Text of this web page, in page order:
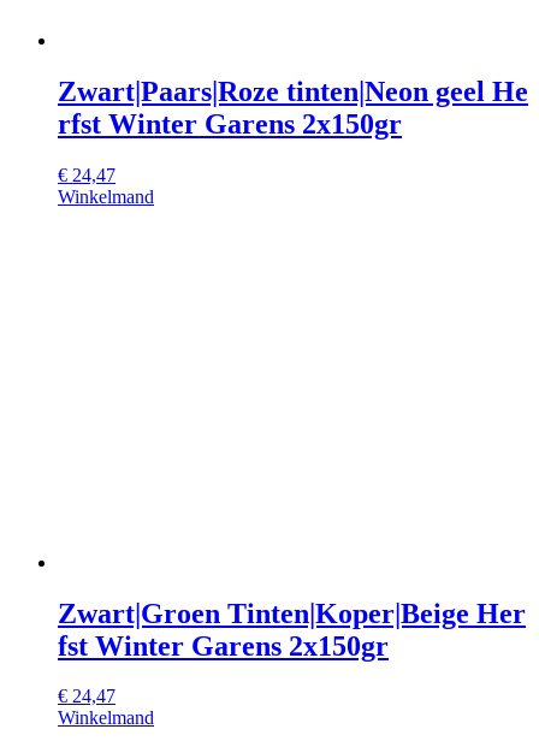
Zwart|Paars|Roze tinten|Neon geel He
rfst Winter Garens 2x150gr
€ 24,47
Winkelmand
Zwart|Groen Tinten|Koper|Beige Her
fst Winter Garens 2x150gr
€ 24,47
Winkelmand